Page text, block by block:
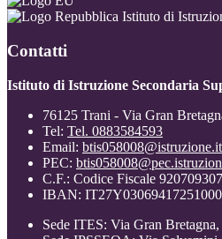
Istituto di
Contatti
Istituto di Istruzione Secondaria
76125 Trani - Via Gran
Tel: Tel. 0883584593
Email: btis058008@istruzione.it
PEC:
C.F.: Codice Fiscale
IBAN:
Sede ITES: Via Gran